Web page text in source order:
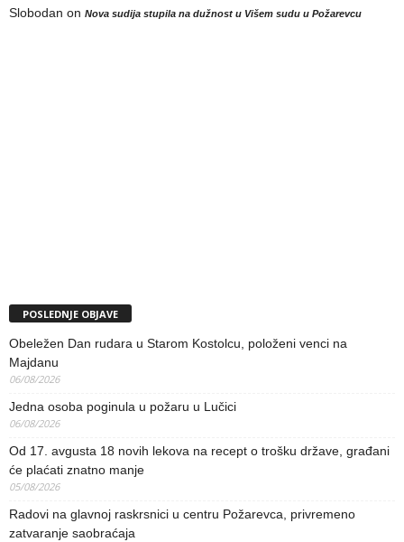
Slobodan on Nova sudija stupila na dužnost u Višem sudu u Požarevcu
POSLEDNJE OBJAVE
Obeležen Dan rudara u Starom Kostolcu, položeni venci na
Majdanu
06/08/2026
Jedna osoba poginula u požaru u Lučici
06/08/2026
Od 17. avgusta 18 novih lekova na recept o trošku države, građani
će plaćati znatno manje
05/08/2026
Radovi na glavnoj raskrsnici u centru Požarevca, privremeno
zatvaranje saobraćaja